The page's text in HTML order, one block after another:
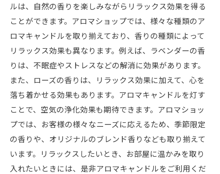
ルは、自然の香りを楽しみながらリラックス効果を得る
ことができます。アロマショップでは、様々な種類のア
ロマキャンドルを取り揃えており、香りの種類によって
リラックス効果も異なります。例えば、ラベンダーの香
りは、不眠症やストレスなどの解消に効果があります。
また、ローズの香りは、リラックス効果に加えて、心を
落ち着かせる効果もあります。アロマキャンドルを灯す
ことで、空気の浄化効果も期待できます。アロマショッ
プでは、お客様の様々なニーズに応えるため、季節限定
の香りや、オリジナルのブレンド香りなども取り揃えて
います。リラックスしたいとき、お部屋に温かみを取り
入れたいときには、是非アロマキャンドルをご利用くだ